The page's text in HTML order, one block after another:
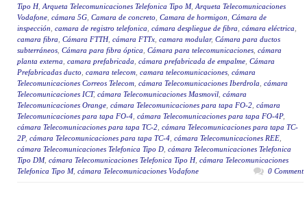
Tipo H, Arqueta Telecomunicaciones Telefonica Tipo M, Arqueta Telecomunicaciones
Vodafone cámara 5G Camara de concreto Camara de hormigon Cámara de
inspección camara de registro telefonica cámara despliegue de fibra cámara eléctrica
camara fibra Cámara FTTH, cámara FTTx camara modular, Cámara para ductos
subterráneos Cámara para fibra óptica Cámara para telecomunicaciones cámara
planta externa camara prefabricada cámara prefabricada de empalme Cámara
Prefabricadas ducto camara telecom camara telecomunicaciones cámara
Telecomunicaciones Correos Telecom cámara Telecomunicaciones Iberdrola cámara
Telecomunicaciones ICT, cámara Telecomunicaciones Masmovil cámara
Telecomunicaciones Orange cámara Telecomunicaciones para tapa FO-2 cámara
Telecomunicaciones para tapa FO-4 cámara Telecomunicaciones para tapa FO-4P,
cámara Telecomunicaciones para tapa TC-2 cámara Telecomunicaciones para tapa TC-
2P, cámara Telecomunicaciones para tapa TC-4 cámara Telecomunicaciones REE
cámara Telecomunicaciones Telefonica Tipo D cámara Telecomunicaciones Telefonica
Tipo DM, cámara Telecomunicaciones Telefonica Tipo H, cámara Telecomunicaciones
Telefonica Tipo M, cámara Telecomunicaciones Vodafone 0 Comment